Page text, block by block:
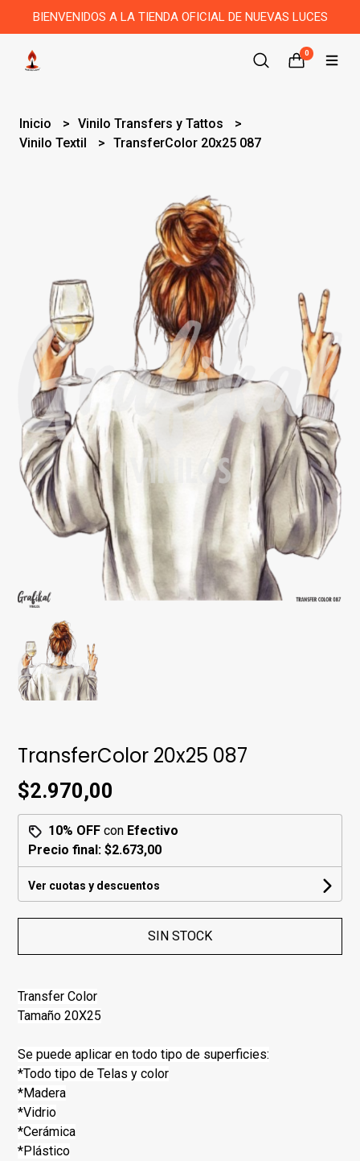
BIENVENIDOS A LA TIENDA OFICIAL DE NUEVAS LUCES
0
Inicio
Vinilo Transfers y Tattos
Vinilo Textil
TransferColor 20x25 087
TransferColor 20x25 087
$2.970,00
10% OFF con Efectivo
Precio final:$2.673,00
Ver cuotas y descuentos
SIN STOCK
Transfer Color
Tamaño 20X25
Se puede aplicar en todo tipo de superficies:
*Todo tipo de Telas y color
*Madera
*Vidrio
*Cerámica
*Plástico